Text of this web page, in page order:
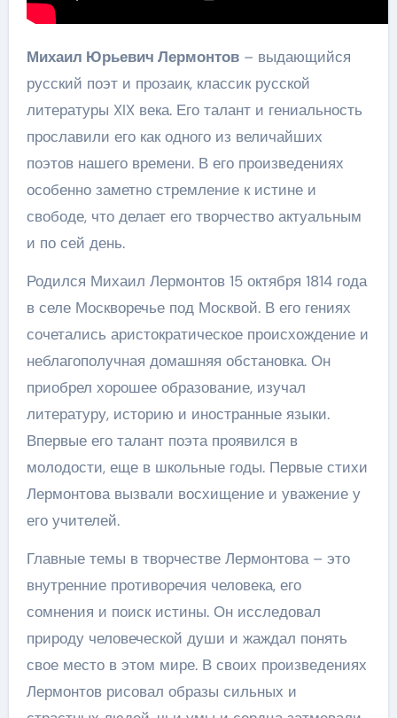
Михаил Юрьевич Лермонтов– выдающийся
русский поэт и прозаик, классик русской
литературы XIX века. Его талант и гениальность
прославили его как одного из величайших
поэтов нашего времени. В его произведениях
особенно заметно стремление к истине и
свободе, что делает его творчество актуальным
и по сей день.
Родился Михаил Лермонтов 15 октября 1814 года
в селе Москворечье под Москвой. В его гениях
сочетались аристократическое происхождение и
неблагополучная домашняя обстановка. Он
приобрел хорошее образование, изучал
литературу, историю и иностранные языки.
Впервые его талант поэта проявился в
молодости, еще в школьные годы. Первые стихи
Лермонтова вызвали восхищение и уважение у
его учителей.
Главные темы в творчестве Лермонтова – это
внутренние противоречия человека, его
сомнения и поиск истины. Он исследовал
природу человеческой души и жаждал понять
свое место в этом мире. В своих произведениях
Лермонтов рисовал образы сильных и